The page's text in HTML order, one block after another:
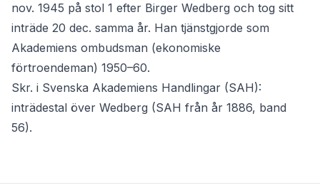
nov. 1945 på stol 1 efter Birger Wedberg och tog sitt
inträde 20 dec. samma år. Han tjänstgjorde som
Akademiens ombudsman (ekonomiske
förtroendeman) 1950–60.
Skr. i Svenska Akademiens Handlingar (SAH):
inträdestal över Wedberg (SAH från år 1886, band
56).